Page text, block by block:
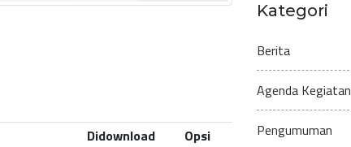
Didownload
Opsi
Kategori
Berita
Agenda Kegiatan
Pengumuman